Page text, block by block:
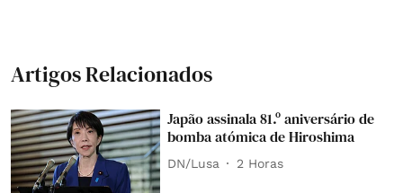
Artigos Relacionados
Japão assinala 81.º aniversário de
bomba atómica de Hiroshima
DN/Lusa 2 Horas